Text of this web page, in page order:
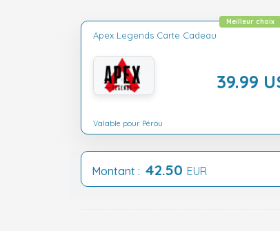
Apex Legends Carte Cadeau
39.99
Meilleur choix
Valable pour Pérou
Montant : 42.50 EUR